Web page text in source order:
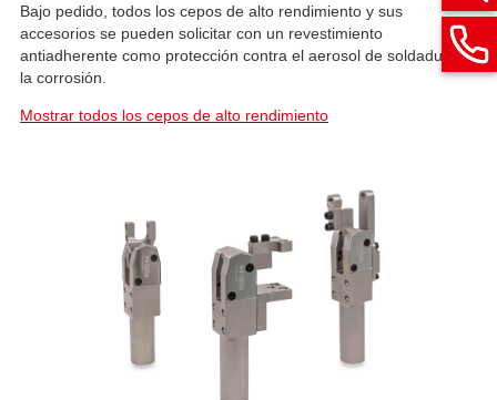
Bajo pedido, todos los cepos de alto rendimiento y sus
accesorios se pueden solicitar con un revestimiento
antiadherente como protección contra el aerosol de soldadura y
la corrosión.
Mostrar todos los cepos de alto rendimiento